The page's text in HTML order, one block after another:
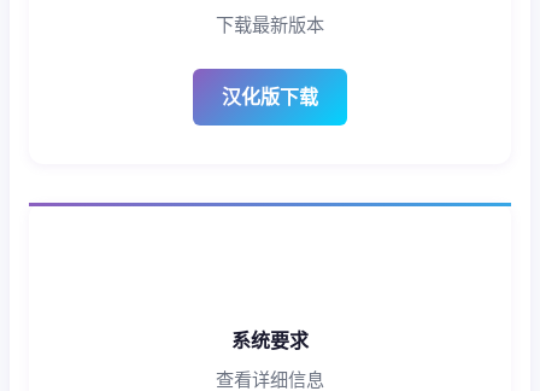
下载最新版本
汉化版下载
系统要求
查看详细信息